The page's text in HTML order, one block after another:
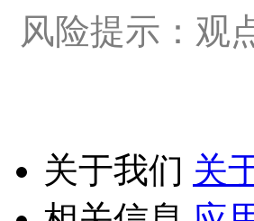
风险提示：观
关于我们 关